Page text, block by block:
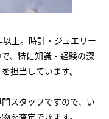
上。時計・ジュエリー
、特に知識・経験の深
担当しています。
スタッフですので、い
を査定できます。